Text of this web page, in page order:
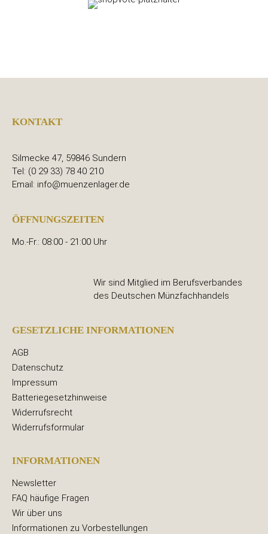
KONTAKT
Silmecke 47, 59846 Sundern
Tel: (0 29 33) 78 40 210
Email: info@muenzenlager.de
ÖFFNUNGSZEITEN
Mo.-Fr.: 08:00 - 21:00 Uhr
Wir sind Mitglied im Berufsverbandes
des Deutschen Münzfachhandels
GESETZLICHE INFORMATIONEN
AGB
Datenschutz
Impressum
Batteriegesetzhinweise
Widerrufsrecht
Widerrufsformular
INFORMATIONEN
Newsletter
FAQ häufige Fragen
Wir über uns
Informationen zu Vorbestellungen